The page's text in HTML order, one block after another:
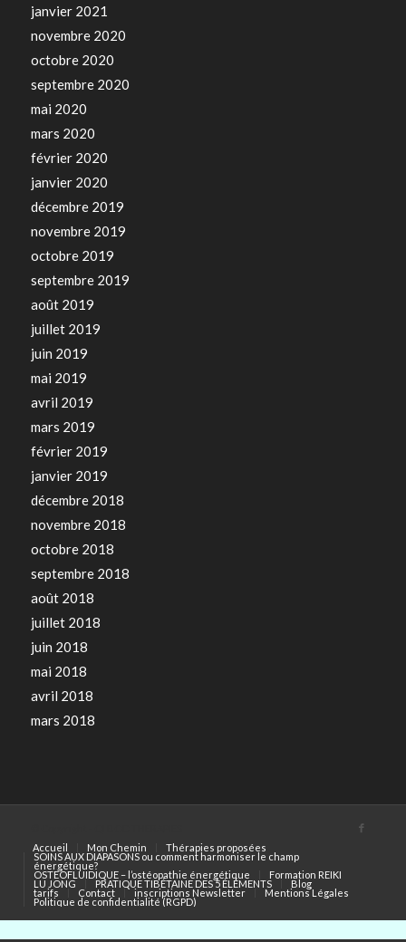
janvier 2021
novembre 2020
octobre 2020
septembre 2020
mai 2020
mars 2020
février 2020
janvier 2020
décembre 2019
novembre 2019
octobre 2019
septembre 2019
août 2019
juillet 2019
juin 2019
mai 2019
avril 2019
mars 2019
février 2019
janvier 2019
décembre 2018
novembre 2018
octobre 2018
septembre 2018
août 2018
juillet 2018
juin 2018
mai 2018
avril 2018
mars 2018
Accueil
Mon Chemin Thérapies proposées
SOINS AUX DIAPASONS ou comment harmoniser le champ
énergétique?
OSTEOFLUIDIQUE – l’ostéopathie énergétique Formation REIKI
LU JONG PRATIQUE TIBÉTAINE DES 5 ÉLÉMENTS Blog
tarifs Contact inscriptions Newsletter Mentions Légales
Politique de confidentialité (RGPD)